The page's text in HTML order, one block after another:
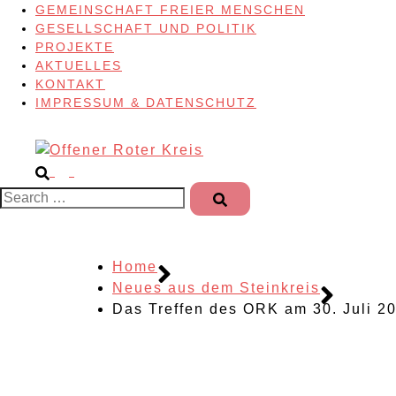
GEMEINSCHAFT FREIER MENSCHEN
GESELLSCHAFT UND POLITIK
PROJEKTE
AKTUELLES
KONTAKT
IMPRESSUM & DATENSCHUTZ
Search…
Home
Neues aus dem Steinkreis
Das Treffen des ORK am 30. Juli